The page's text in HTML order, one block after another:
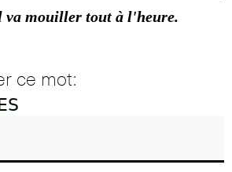
va mouiller tout à l'heure.
ce mot: